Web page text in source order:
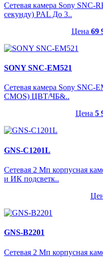
Сетевая камера Sony SNC-
секунду) PAL До 3..
Цена 69
SONY SNC-EM521
Сетевая камера Sony SNC-
CMOS) ЦВТ/ЧБ&..
Цена 5
GNS-C1201L
Сетевая 2 Мп корпусная
и ИК подсветк..
GNS-B2201
Сетевая 2 Мп корпусная